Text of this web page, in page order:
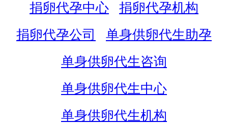
捐卵代孕中心
捐卵代孕机构
捐卵代孕公司
单身供卵代生助孕
单身供卵代生咨询
单身供卵代生中心
单身供卵代生机构